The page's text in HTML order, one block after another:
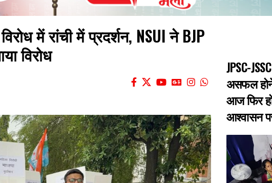
में रांची में प्रदर्शन, NSUI ने BJP
विरोध
JPSC-
असफल
आज फिर
आश्वासन